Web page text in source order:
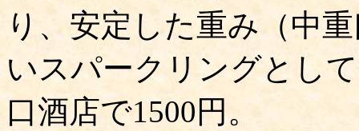
り、安定した重み（中
いスパークリングとし
口酒店で1500円。